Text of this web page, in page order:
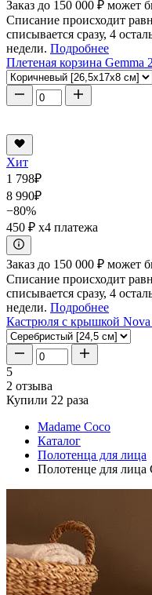
Заказ до 150 000 ₽ может
Списание происходит
списывается сразу, 4
недели. Подробнее
Плетеная корзина Gemma
Хит
1 798₽
8 990₽
−80%
450 ₽ x4 платежа
Заказ до 150 000 ₽ может
Списание происходит
списывается сразу, 4
недели. Подробнее
Кастрюля с крышкой
5
2 отзыва
Купили 22 раза
Madame Coco
Каталог
Полотенца для лица
Полотенце для лица